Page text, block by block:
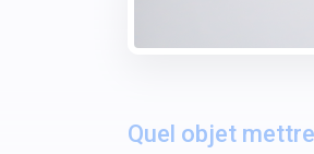
Quel objet